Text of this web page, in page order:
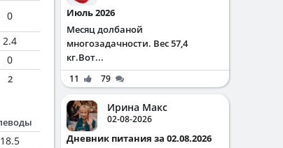
0
2.4
0
2
18.5
Июль 2026
Месяц долбаной
многозадачности. Вес 57,4
кг.Вот...
11 79
Ирина Макс
02-08-2026
Дневник питания за 02.08.2026